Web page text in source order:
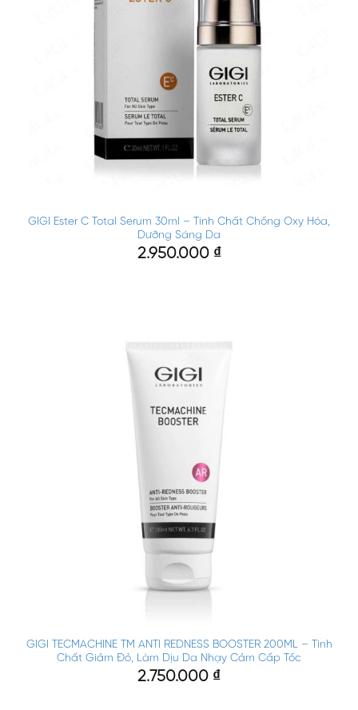
GIGI Ester C Total Serum 30ml – Tinh Chất Chống Oxy Hóa,
Dưỡng Sáng Da
2.950.000 ₫
GIGI TECMACHINE TM ANTI REDNESS BOOSTER 200ML – Tinh
Chất Giảm Đỏ, Làm Dịu Da Nhạy Cảm Cấp Tốc
2.750.000 ₫